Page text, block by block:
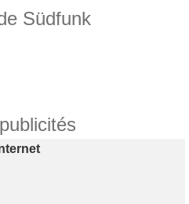
Südfunk